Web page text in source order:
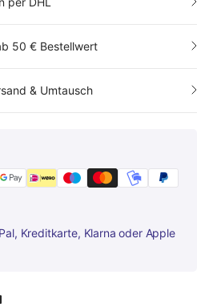
50 € Bestellwert
& Umtausch
Kreditkarte, Klarna oder Apple